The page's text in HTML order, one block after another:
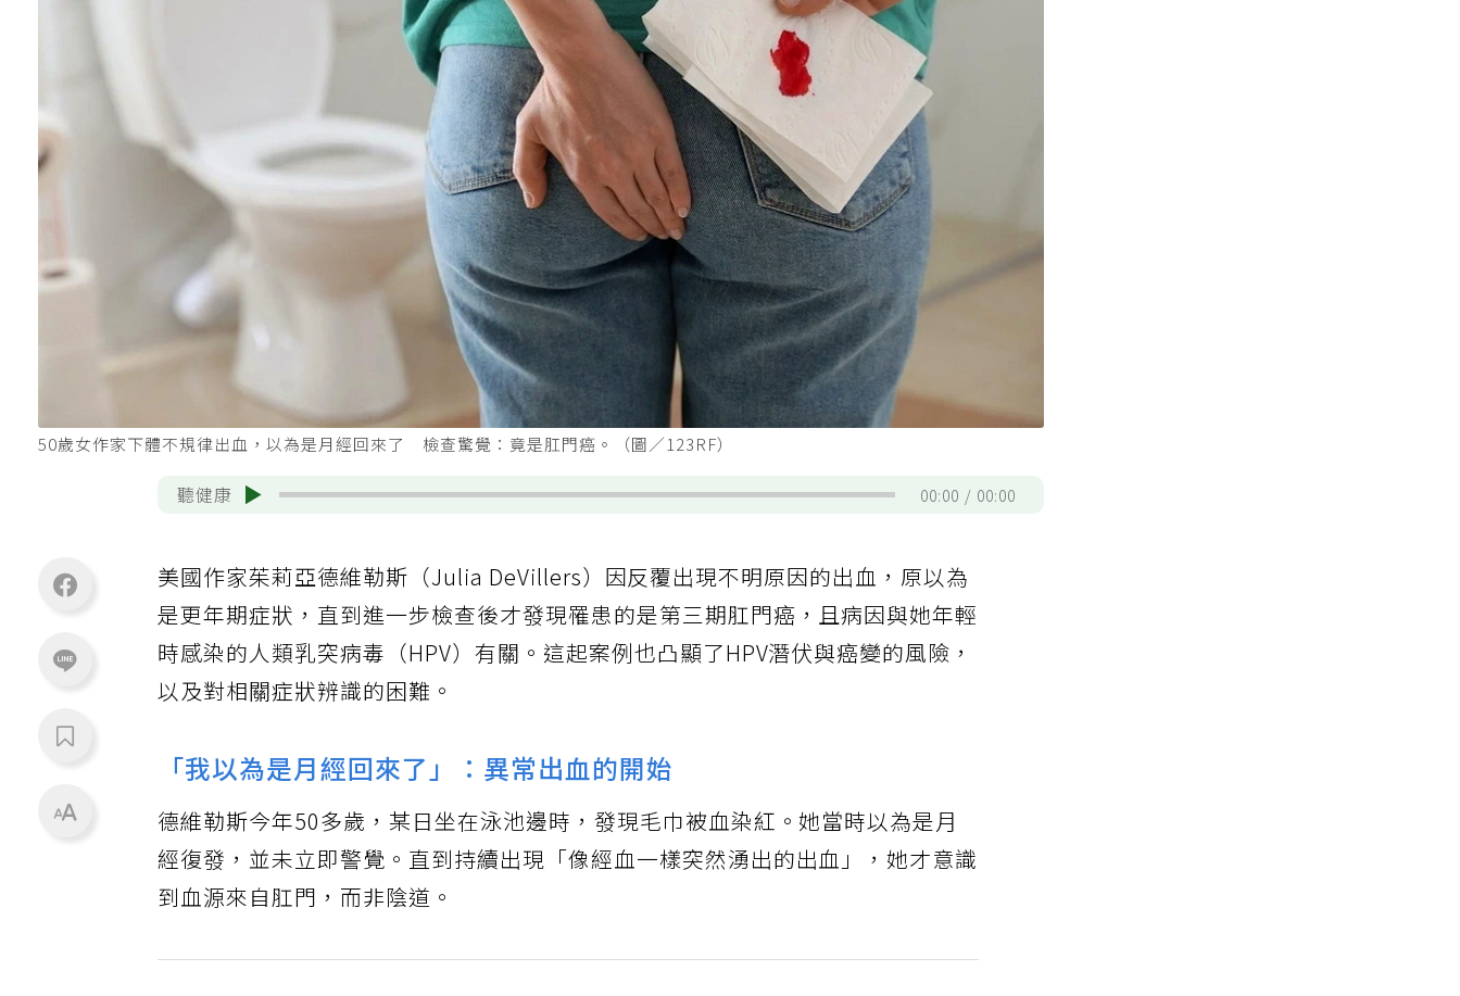
50歲女作家下體不規律出血，以為是月經回來了 檢查驚覺：竟是肛門癌。（圖／123RF）
聽健康 00:00 00:00
美國作家茱莉亞德維勒斯（Julia DeVillers）因反覆出現不明原因的出血，原以為
是更年期症狀，直到進一步檢查後才發現罹患的是第三期肛門癌，且病因與她年輕
時感染的人類乳突病毒（HPV）有關。這起案例也凸顯了HPV潛伏與癌變的風險，
以及對相關症狀辨識的困難。
「我以為是月經回來了」：異常出血的開始
德維勒斯今年50多歲，某日坐在泳池邊時，發現毛巾被血染紅。她當時以為是月
經復發，並未立即警覺。直到持續出現「像經血一樣突然湧出的出血」，她才意識
到血源來自肛門，而非陰道。